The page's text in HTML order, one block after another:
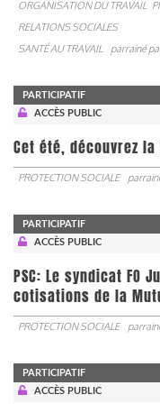
ORGANISATION DU TRAVAIL
RELATIONS SOCIALES
SANTÉ AU TRAVAIL
parrainé
PARTICIPATIF
ACCÈS PUBLIC
Cet été, découvrez
PROTECTION SOCIALE
PARTICIPATIF
ACCÈS PUBLIC
PSC: Le syndicat FO
cotisations de la
PROTECTION SOCIALE
PARTICIPATIF
ACCÈS PUBLIC